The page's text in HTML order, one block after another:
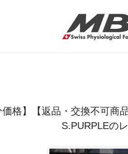
価格】【返品・交換不可商
S.PURPLEの